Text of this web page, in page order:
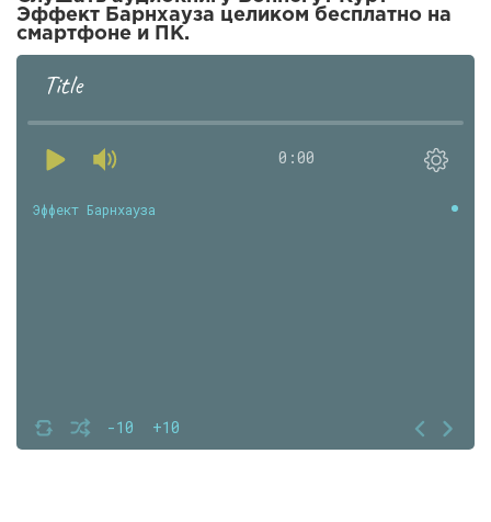
Эффект Барнхауза целиком бесплатно на
смартфоне и ПК.
Title
0:00
-10 +10
Эффект Барнхауза